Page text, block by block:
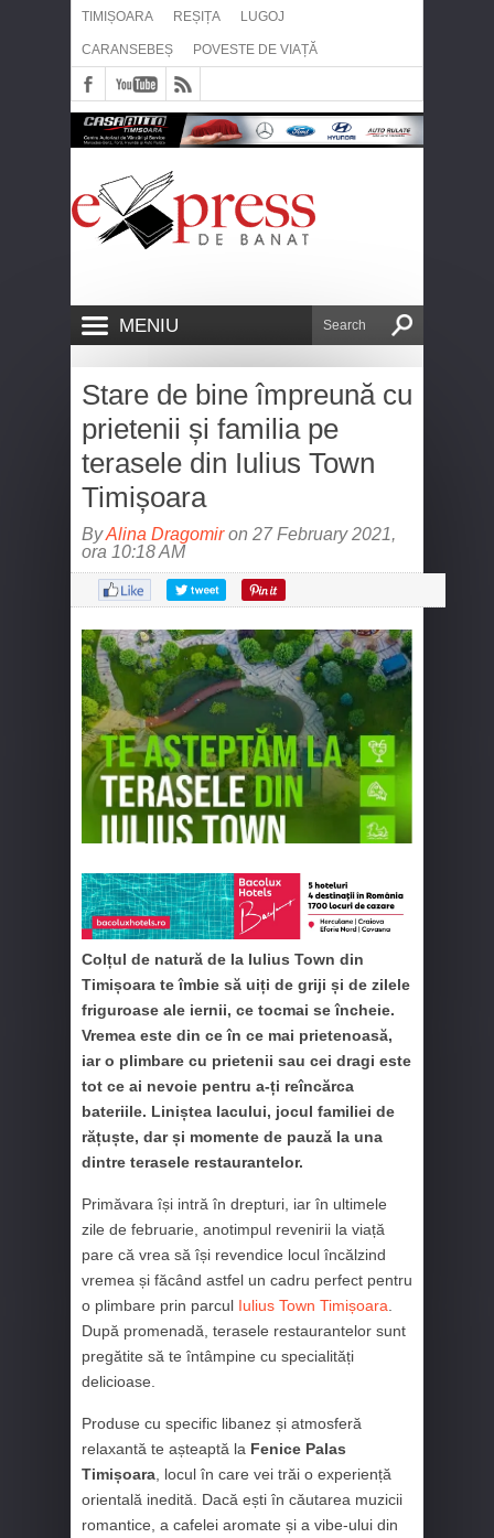
TIMIȘOARA REȘIȚA LUGOJ
CARANSEBEȘ POVESTE DE VIAȚĂ
MENIU
Stare de bine împreună cu
prietenii și familia pe
terasele din Iulius Town
Timișoara
ByAlina Dragomiron 27 February 2021,
ora 10:18 AM
Colțul de natură de la Iulius Town din
Timișoara te îmbie să uiți de griji și de zilele
friguroase ale iernii, ce tocmai se încheie.
Vremea este din ce în ce mai prietenoasă,
iar o plimbare cu prietenii sau cei dragi este
tot ce ai nevoie pentru a-ți reîncărca
bateriile. Liniștea lacului, jocul familiei de
rățuște, dar și momente de pauză la una
dintre terasele restaurantelor.
Primăvara își intră în drepturi, iar în ultimele
zile de februarie, anotimpul revenirii la viață
pare că vrea să își revendice locul încălzind
vremea și făcând astfel un cadru perfect pentru
o plimbare prin parcul Iulius Town Timișoara
După promenadă, terasele restaurantelor sunt
pregătite să te întâmpine cu specialități
delicioase.
Produse cu specific libanez și atmosferă
relaxantă te așteaptă la Fenice Palas
Timișoara , locul în care vei trăi o experiență
orientală inedită. Dacă ești în căutarea muzicii
romantice, a cafelei aromate și a vibe-ului din